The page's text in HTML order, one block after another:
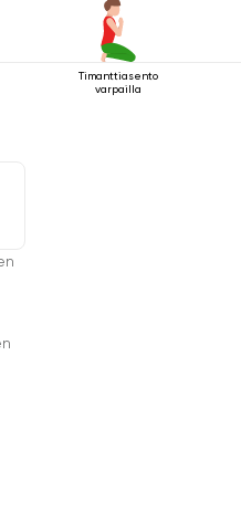
Timanttiasento
varpailla